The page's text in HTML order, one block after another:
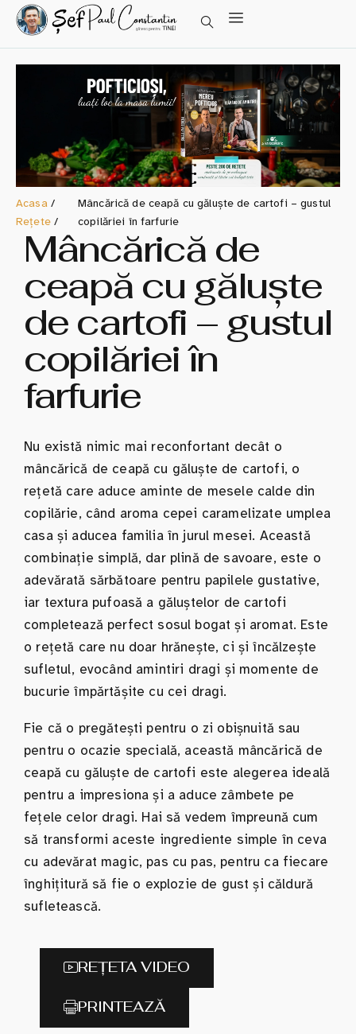
Acasa/
Rețete/
Mâncărică de ceapă cu găluște de cartofi – gustul
copilăriei în farfurie
Mâncărică de
ceapă cu găluște
de cartofi – gustul
copilăriei în
farfurie
Nu există nimic mai reconfortant decât o
mâncărică de ceapă cu găluște de cartofi, o
rețetă care aduce aminte de mesele calde din
copilărie, când aroma cepei caramelizate umplea
casa și aducea familia în jurul mesei. Această
combinație simplă, dar plină de savoare, este o
adevărată sărbătoare pentru papilele gustative,
iar textura pufoasă a găluștelor de cartofi
completează perfect sosul bogat și aromat. Este
o rețetă care nu doar hrănește, ci și încălzește
sufletul, evocând amintiri dragi și momente de
bucurie împărtășite cu cei dragi.
Fie că o pregătești pentru o zi obișnuită sau
pentru o ocazie specială, această mâncărică de
ceapă cu găluște de cartofi este alegerea ideală
pentru a impresiona și a aduce zâmbete pe
fețele celor dragi. Hai să vedem împreună cum
să transformi aceste ingrediente simple în ceva
cu adevărat magic, pas cu pas, pentru ca fiecare
înghițitură să fie o explozie de gust și căldură
sufletească.
REȚETA VIDEO
PRINTEAZĂ